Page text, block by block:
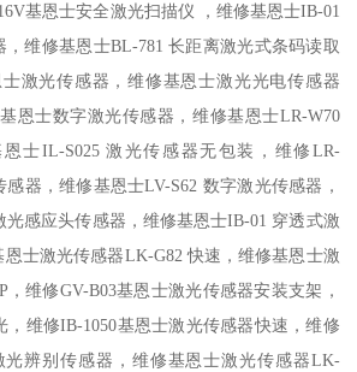
基恩士安全激光扫描仪 ，维修基恩士IB-01
维修基恩士BL-781 长距离激光式条码读取
士激光传感器，维修基恩士激光光电传感器
恩士数字激光传感器，维修基恩士LR-W70
士IL-S025 激光传感器无包装，维修LR-
感器，维修基恩士LV-S62 数字激光传感器，
感应头传感器，维修基恩士IB-01 穿透式激
士激光传感器LK-G82 快速，维修基恩士激
，维修GV-B03基恩士激光传感器安装支架，
，维修IB-1050基恩士激光传感器快速，维修
光辨别传感器，维修基恩士激光传感器LK-